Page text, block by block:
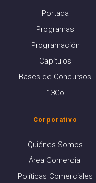
Portada
Programas
Programación
Capítulos
Bases de Concursos
13Go
Corporativo
Quiénes Somos
Área Comercial
Políticas Comerciales